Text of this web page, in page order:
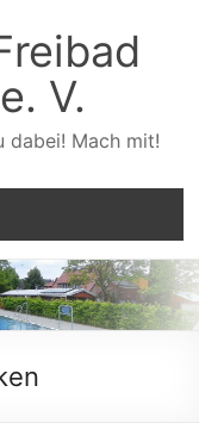
V.
dabei! Mach mit!